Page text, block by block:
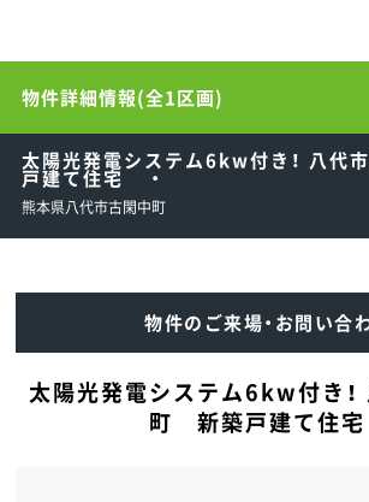
物件詳細情報(全1区画)
太陽光発電システム6kw付き！ 八代
戸建て住宅 ・
熊本県八代市古閑中町
物件のご来場・お問い合
太陽光発電システム6kw付き！
町 新築戸建て住